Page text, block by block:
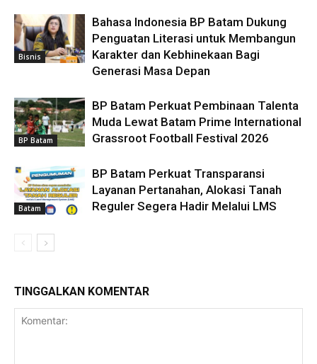
Bisnis
Bahasa Indonesia BP Batam Dukung
Penguatan Literasi untuk Membangun
Karakter dan Kebhinekaan Bagi
Generasi Masa Depan
BP Batam
BP Batam Perkuat Pembinaan Talenta
Muda Lewat Batam Prime International
Grassroot Football Festival 2026
Batam
BP Batam Perkuat Transparansi
Layanan Pertanahan, Alokasi Tanah
Reguler Segera Hadir Melalui LMS
TINGGALKAN KOMENTAR